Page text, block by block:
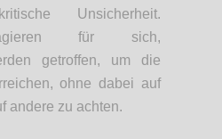
Unsicherheit.
agieren für sich,
getroffen, um die
ohne dabei auf
andere zu achten.